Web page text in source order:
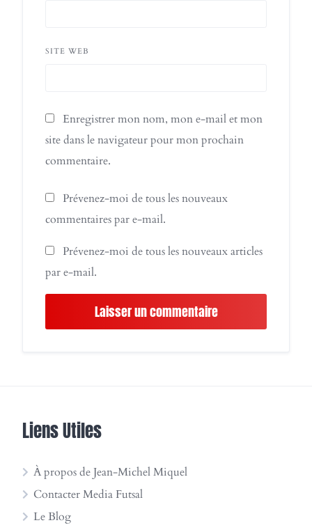
SITE WEB
Enregistrer mon nom, mon e-mail et mon
site dans le navigateur pour mon prochain
commentaire.
Prévenez-moi de tous les nouveaux
commentaires par e-mail.
Prévenez-moi de tous les nouveaux articles
par e-mail.
Liens Utiles
À propos de Jean-Michel Miquel
Contacter Media Futsal
Le Blog